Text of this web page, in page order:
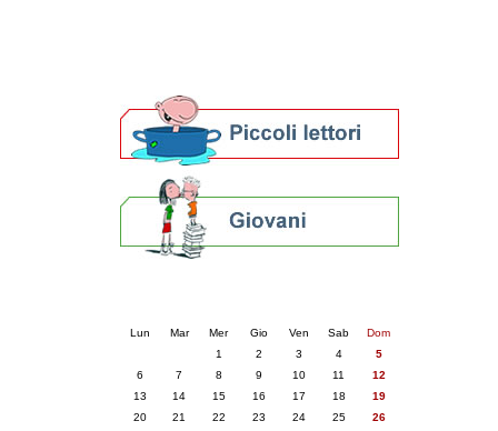
Lun Mar Mer Gio Ven Sab
Dom
1
2 3 4
5
6
7 8 9 10 11
12
13
14 15 16 17 18
19
20
21 22 23 24 25
26